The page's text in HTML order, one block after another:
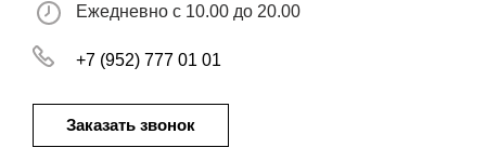
Ежедневно с 10.00 до 20.00
+7 (952) 777 01 01
Заказать звонок